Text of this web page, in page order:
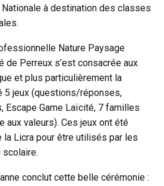
Nationale à destination des classes
Nature Paysage
de Perreux s’est consacrée aux
et plus particulièrement la
5 jeux (questions/réponses,
Escape Game Laïcité, 7 familles
aux valeurs). Ces jeux ont été
la Licra pour être utilisés par les
scolaire.
conclut cette belle cérémonie :